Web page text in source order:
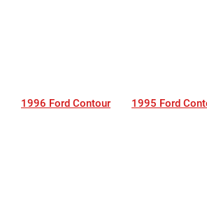
1996 Ford Contour 1995 Ford